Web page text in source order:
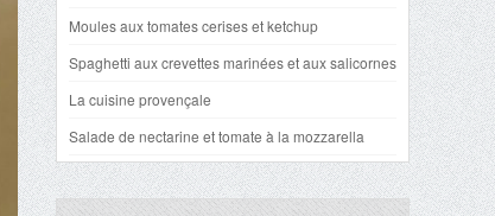
Moules aux tomates cerises et ketchup
Spaghetti aux crevettes marinées et aux salicornes
La cuisine provençale
Salade de nectarine et tomate à la mozzarella